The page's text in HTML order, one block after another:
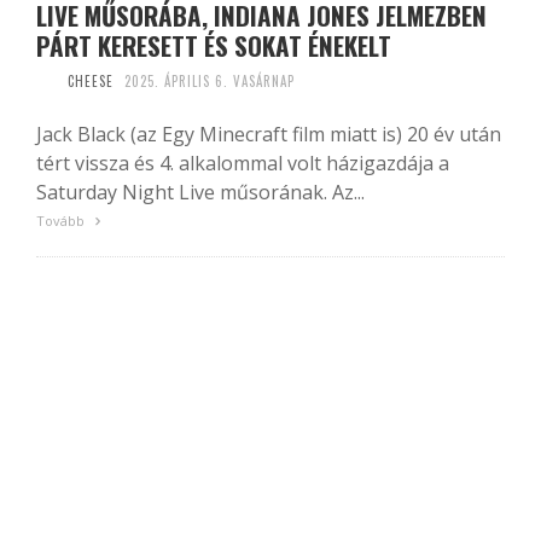
LIVE MŰSORÁBA, INDIANA JONES JELMEZBEN
PÁRT KERESETT ÉS SOKAT ÉNEKELT
CHEESE 2025. ÁPRILIS 6. VASÁRNAP
Jack Black (az Egy Minecraft film miatt is) 20 év után
tért vissza és 4. alkalommal volt házigazdája a
Saturday Night Live műsorának. Az...
Tovább